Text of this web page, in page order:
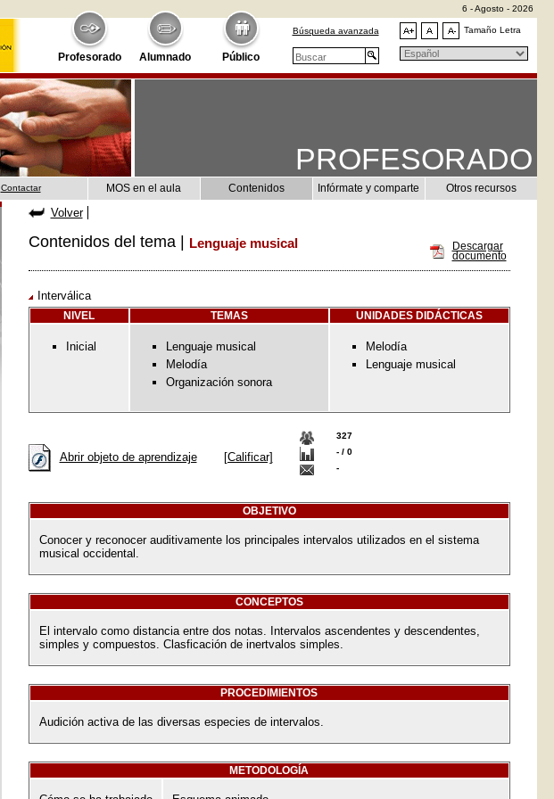
Profesorado Alumnado Público
6 - Agosto - 2026
Búsqueda avanzada Tamaño Letra
PROFESORADO
Contactar MOS en el aula Contenidos Infórmate y comparte Otros recursos
Volver
Descargar
documento
Contenidos del tema | Lenguaje musical
Interválica
NIVEL TEMAS UNIDADES DIDÁCTICAS
Inicial
Lenguaje musical
Melodía
Organización sonora
Melodía
Lenguaje musical
Abrir objeto de aprendizaje [Calificar]
327
- / 0
-
OBJETIVO
Conocer y reconocer auditivamente los principales intervalos utilizados en el sistema
musical occidental.
CONCEPTOS
El intervalo como distancia entre dos notas. Intervalos ascendentes y descendentes,
simples y compuestos. Clasficación de inertvalos simples.
PROCEDIMIENTOS
Audición activa de las diversas especies de intervalos.
METODOLOGÍA